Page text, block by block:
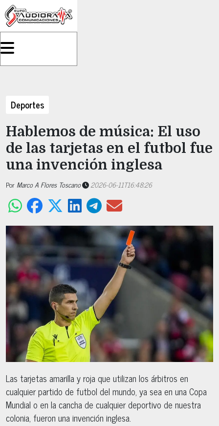
Deportes
Hablemos de música: El uso
de las tarjetas en el futbol fue
una invención inglesa
Por Marco A Flores Toscano 2026-06-11T16:48:26
Las tarjetas amarilla y roja que utilizan los árbitros en
cualquier partido de futbol del mundo, ya sea en una Copa
Mundial o en la cancha de cualquier deportivo de nuestra
colonia, fueron una invención inglesa.